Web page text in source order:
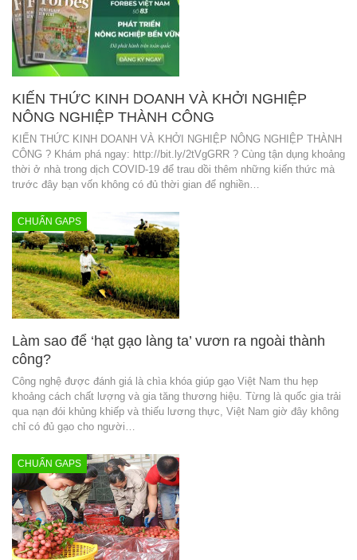
KIẾN THỨC KINH DOANH VÀ KHỞI NGHIỆP
NÔNG NGHIỆP THÀNH CÔNG
KIẾN THỨC KINH DOANH VÀ KHỞI NGHIỆP NÔNG NGHIỆP THÀNH
CÔNG ? Khám phá ngay: http://bit.ly/2tVgGRR ? Cùng tận dụng khoảng
thời ở nhà trong dịch COVID-19 để trau dồi thêm những kiến thức mà
trước đây bạn vốn không có đủ thời gian để nghiền…
CHUẨN GAPS
Làm sao để ‘hạt gạo làng ta’ vươn ra ngoài thành
công?
Công nghệ được đánh giá là chìa khóa giúp gạo Việt Nam thu hẹp
khoảng cách chất lượng và gia tăng thương hiệu. Từng là quốc gia trải
qua nạn đói khủng khiếp và thiếu lương thực, Việt Nam giờ đây không
chỉ có đủ gạo cho người…
CHUẨN GAPS